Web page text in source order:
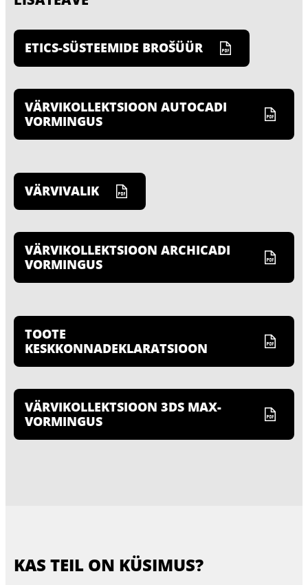
ETICS-SÜSTEEMIDE BROŠÜÜR
VÄRVIKOLLEKTSIOON AUTOCADI
VORMINGUS
VÄRVIVALIK
VÄRVIKOLLEKTSIOON ARCHICADI
VORMINGUS
TOOTE
KESKKONNADEKLARATSIOON
VÄRVIKOLLEKTSIOON 3DS MAX-
VORMINGUS
KAS TEIL ON KÜSIMUS?